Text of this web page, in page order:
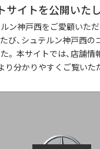
サイトを公開いた
ン神戸西をご愛顧いた
び、シュテルン神戸西
。 本サイトでは、店舗情
り分かりやすくご覧い